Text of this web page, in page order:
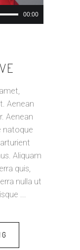
00:00
Aenean
Aenean
natoque
Aliquam
quis,
nulla ut